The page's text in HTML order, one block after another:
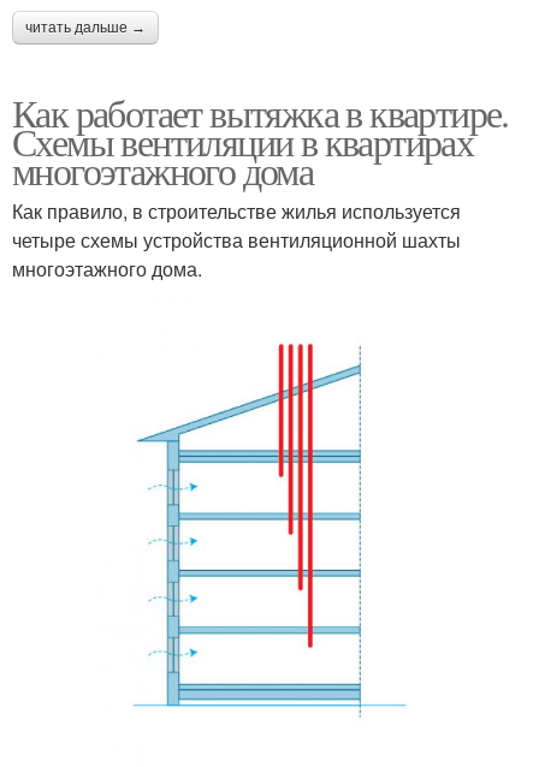
читать дальше →
Как работает вытяжка в квартире.
Схемы вентиляции в квартирах
многоэтажного дома
Как правило, в строительстве жилья используется
четыре схемы устройства вентиляционной шахты
многоэтажного дома.